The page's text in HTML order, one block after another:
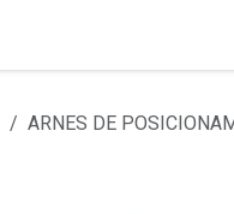
ARNES DE